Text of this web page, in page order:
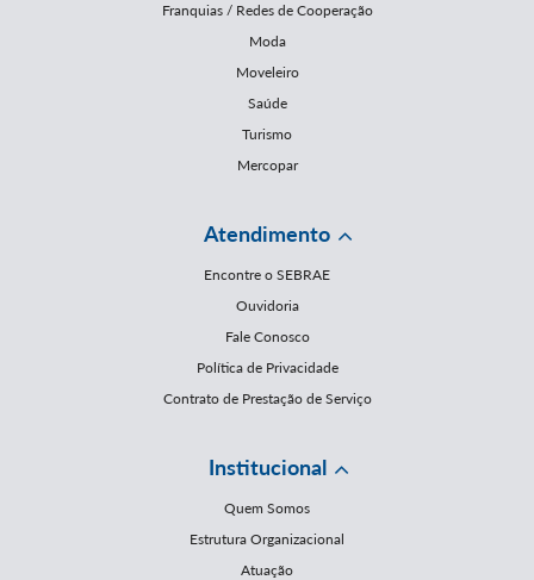
Franquias / Redes de Cooperação
Moda
Moveleiro
Saúde
Turismo
Mercopar
Atendimento
Encontre o SEBRAE
Ouvidoria
Fale Conosco
Política de Privacidade
Contrato de Prestação de Serviço
Institucional
Quem Somos
Estrutura Organizacional
Atuação